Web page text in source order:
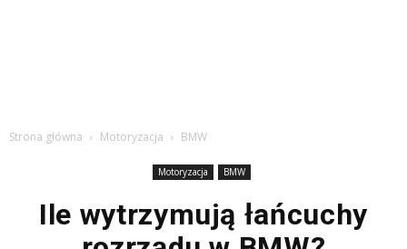
Strona główna Motoryzacja BMW
Motoryzacja BMW
Ile wytrzymują łańcuchy